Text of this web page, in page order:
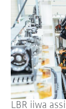
LBR iiwa